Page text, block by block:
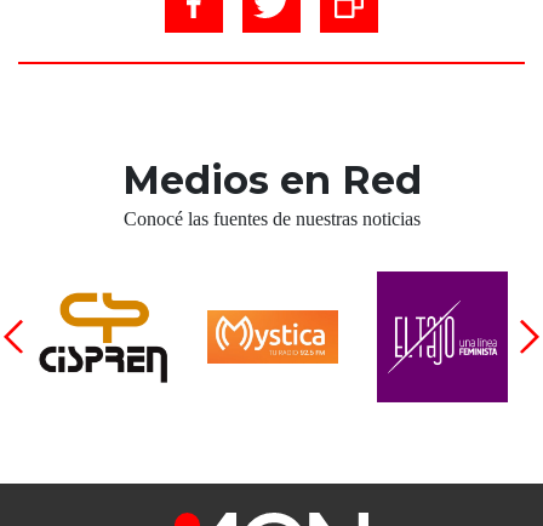
Medios en Red
Conocé las fuentes de nuestras noticias